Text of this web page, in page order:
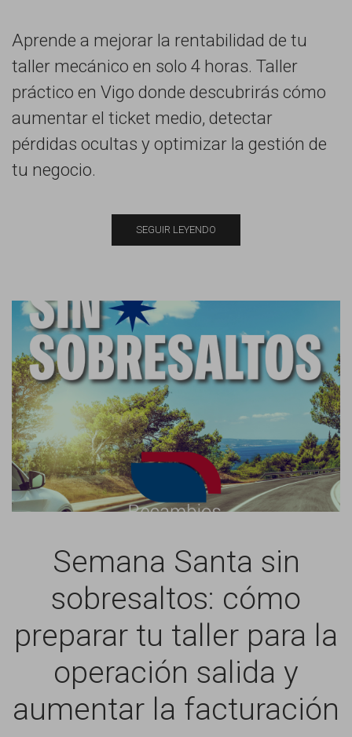
Aprende a mejorar la rentabilidad de tu
taller mecánico en solo 4 horas. Taller
práctico en Vigo donde descubrirás cómo
aumentar el ticket medio, detectar
pérdidas ocultas y optimizar la gestión de
tu negocio.
SEGUIR LEYENDO
Semana Santa sin
sobresaltos: cómo
preparar tu taller para la
operación salida y
aumentar la facturación